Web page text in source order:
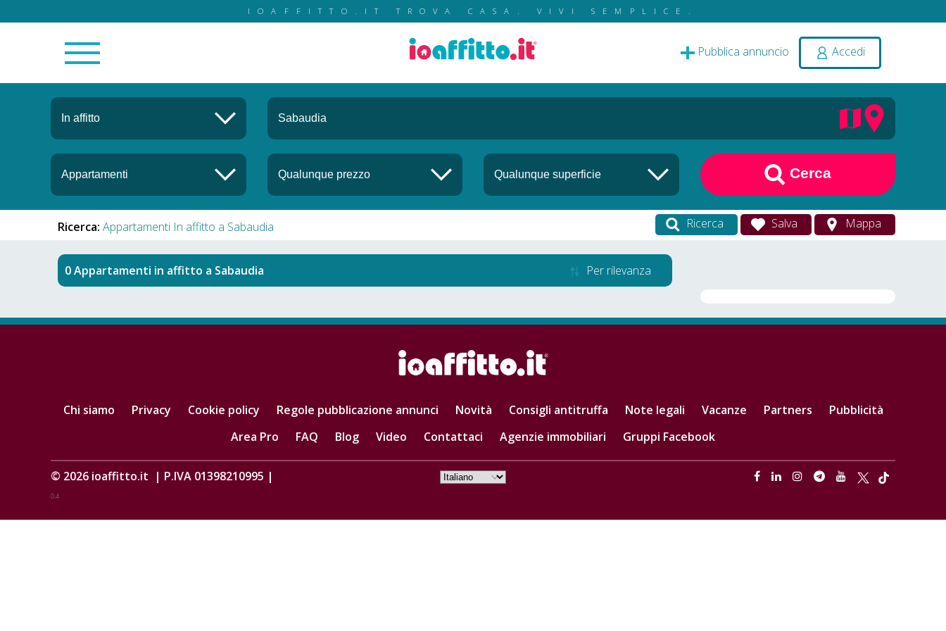
IOAFFITTO.IT TROVA CASA. VIVI SEMPLICE.
Pubblica annuncio Accedi
Cerca
Ricerca: Appartamenti In affitto a Sabaudia Ricerca Salva Mappa
Appartamenti in affitto a Sabaudia Per rilevanza
Chi siamo Privacy Cookie policy Regole pubblicazione annunci Novità Consigli antitruffa Note legali Vacanze Partners
Pubblicità
Area Pro
FAQ Blog Video Contattaci Agenzie immobiliari Gruppi Facebook
© 2026 ioaffitto.it | P.IVA 01398210995 |
0.4